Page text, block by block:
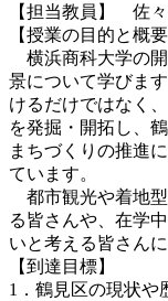
【担当教員】 佐
【授業の目的と概要
横浜商科大学の
景について学びま
けるだけではなく
を発掘・開拓し、
まちづくりの推進
ています。
都市観光や着地
る皆さんや、在学
いと考える皆さん
【到達目標】
1．鶴見区の現状や